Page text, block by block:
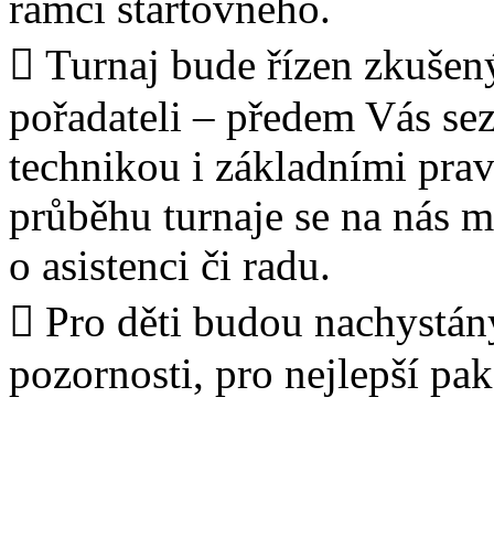
 Turnaj bude řízen
pořadateli – předem Vás
technikou i základními
průběhu turnaje se na nás
o asistenci či radu.
 Pro děti budou
pozornosti, pro nejlepší